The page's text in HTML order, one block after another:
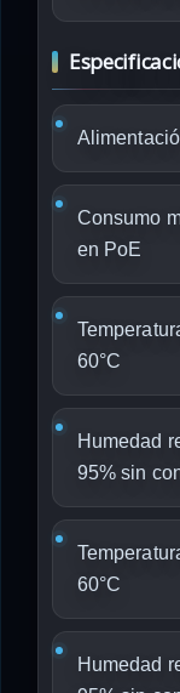
Consumo
en PoE
60°C
Humedad
95% sin
60°C
Humedad